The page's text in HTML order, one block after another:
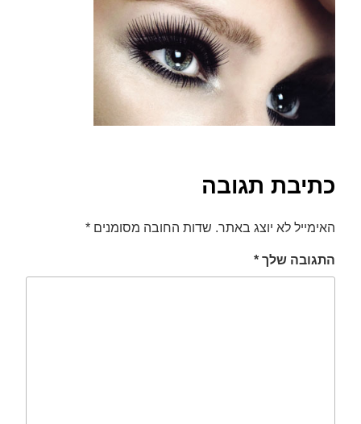
סמן קישורים
לאפס
את
כל
האפשרויות
cached
כתיבת תגובה
האימייל לא יוצג באתר. שדות החובה מסומנים *
התגובה שלך *